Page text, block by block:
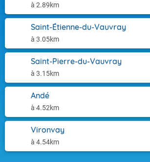
à 2.89km
Saint-Étienne-du-Vauvray
à 3.05km
Saint-Pierre-du-Vauvray
à 3.15km
Andé
à 4.52km
Vironvay
à 4.54km